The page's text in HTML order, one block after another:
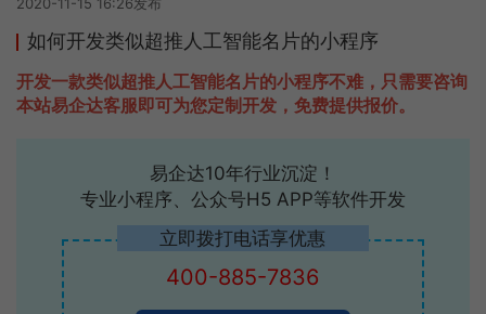
如何开发类似超推人工智能名片的小程序
开发一款类似超推人工智能名片的小程序不难，只需要咨询
本站易企达客服即可为您定制开发，免费提供报价。
易企达10年行业沉淀！
专业小程序、公众号H5 APP等软件开发
立即拨打电话享优惠
400-885-7836